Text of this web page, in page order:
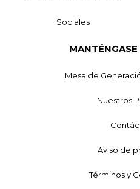
Sociales
Mesa de
Nuestros
Aviso de
Términos y